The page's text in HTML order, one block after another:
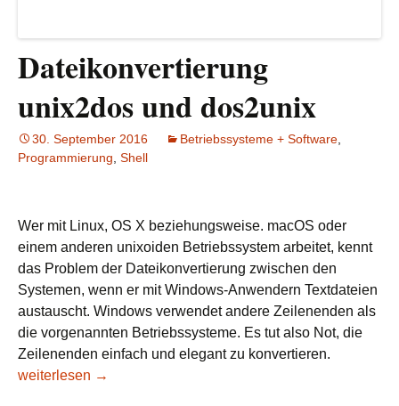
Dateikonvertierung
unix2dos und dos2unix
30. September 2016 Betriebssysteme + Software
Programmierung Shell
Wer mit Linux, OS X beziehungsweise. macOS oder
einem anderen unixoiden Betriebssystem arbeitet, kennt
das Problem der Dateikonvertierung zwischen den
Systemen, wenn er mit Windows-Anwendern Textdateien
austauscht. Windows verwendet andere Zeilenenden als
die vorgenannten Betriebssysteme. Es tut also Not, die
Zeilenenden einfach und elegant zu konvertieren.
Dateikonvertierung unix2dos und dos2unix
weiterlesen →